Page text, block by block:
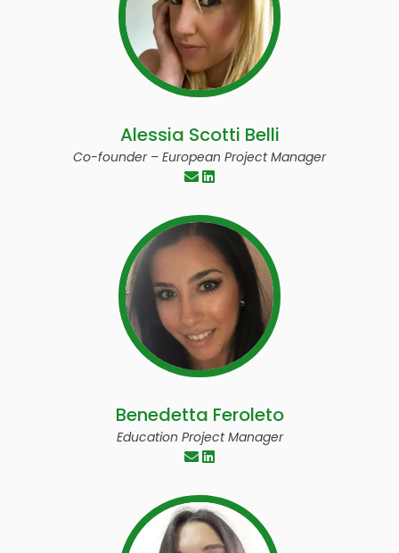
Alessia Scotti Belli
Co-founder – European Project Manager
Benedetta Feroleto
Education Project Manager